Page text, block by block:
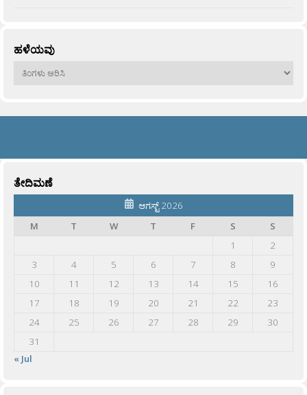
ಹಳೆಯವು
ಹಳೆಯವು
ತೇದಿಮಣೆ
ಆಗಸ್ಟ್ 2026
M
T W T F S
S
1
2
3
4 5 6 7 8
9
10
11 12 13 14 15
16
17
18 19 20 21 22
23
24
25 26 27 28 29
30
31
« Jul